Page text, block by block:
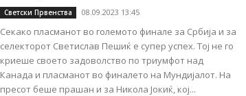
Светски Првенства 08.09.2023 13:45
Секако пласманот во големото финале за Србија и за
селекторот Светислав Пешиќ е супер успех. Тој не го
криеше своето задоволство по триумфот над
Канада и пласманот во финалето на Мундијалот. На
пресот беше прашан и за Никола Јокиќ, кој...